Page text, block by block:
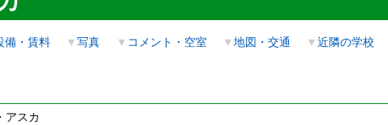
備・賃料 ▼写真 ▼ コメント・空室 ▼地図・交通 ▼近隣の学校
アスカ